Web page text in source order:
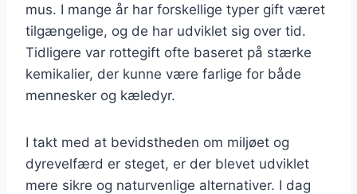
mus. I mange år har forskellige typer gift været
tilgængelige, og de har udviklet sig over tid.
Tidligere var rottegift ofte baseret på stærke
kemikalier, der kunne være farlige for både
mennesker og kæledyr.
I takt med at bevidstheden om miljøet og
dyrevelfærd er steget, er der blevet udviklet
mere sikre og naturvenlige alternativer. I dag